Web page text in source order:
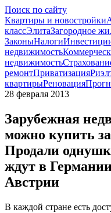
Поиск по сайту
Квартиры и новостройки
классЭлитаЗагородное
ЗаконыНалоги
недвижимость
недвижимость
ремонтПриватизация
квартирыРеновация
28 февраля 2013
Зарубежная
можно купить
Продали
ждут в
Австрии
В каждой стране есть